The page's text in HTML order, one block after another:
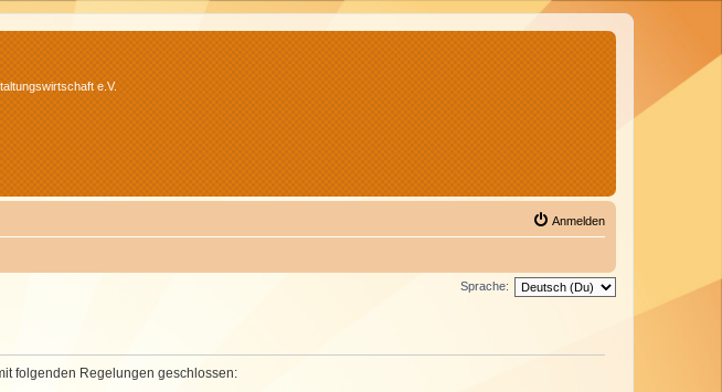
e.V.
Anmelden
Sprache:
folgenden Regelungen geschlossen: